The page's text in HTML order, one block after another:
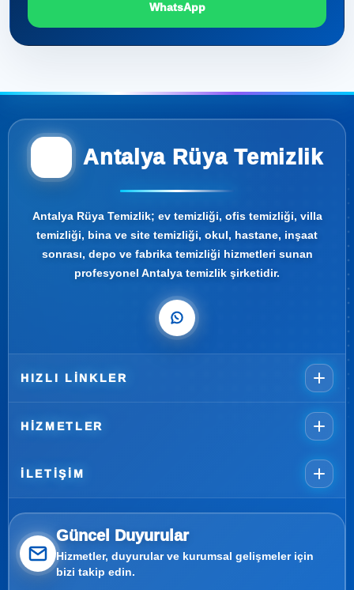
WhatsApp
Antalya Rüya Temizlik
Antalya Rüya Temizlik; ev temizliği, ofis temizliği, villa
temizliği, bina ve site temizliği, okul, hastane, inşaat
sonrası, depo ve fabrika temizliği hizmetleri sunan
profesyonel Antalya temizlik şirketidir.
HIZLI LINKLER
HIZMETLER
İLETIŞIM
Güncel Duyurular
Hizmetler, duyurular ve kurumsal gelişmeler için
bizi takip edin.